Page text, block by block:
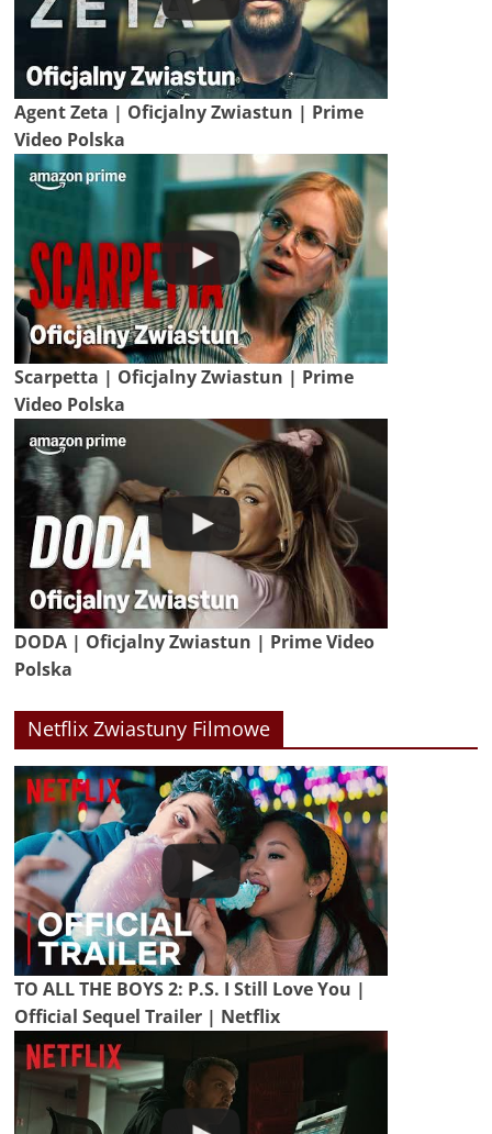
Agent Zeta | Oficjalny Zwiastun | Prime
Video Polska
Scarpetta | Oficjalny Zwiastun | Prime
Video Polska
DODA | Oficjalny Zwiastun | Prime Video
Polska
Netflix Zwiastuny Filmowe
TO ALL THE BOYS 2: P.S. I Still Love You |
Official Sequel Trailer | Netflix